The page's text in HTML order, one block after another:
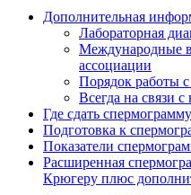
Дополнительная
Лабораторная
Международные
ассоциации
Порядок работы
Всегда на связи с
Где сдать спермограмму
Подготовка к
Показатели
Расширенная
Крюгеру плюс